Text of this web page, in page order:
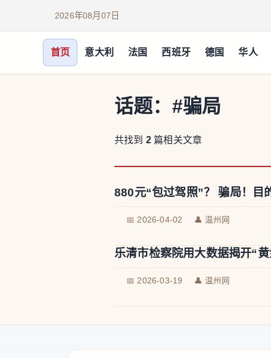
2026年08月07日
首页 意大利 法国 西班牙 德国 华人
话题： #骗局
共找到 2 篇相关文章
880元“包过驾照”？ 骗局！目
📅 2026-04-02 👤 温州网
乐清市检察院用大数据揭开“
📅 2026-03-19 👤 温州网